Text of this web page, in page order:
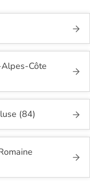
Alpes-Côte
(84)